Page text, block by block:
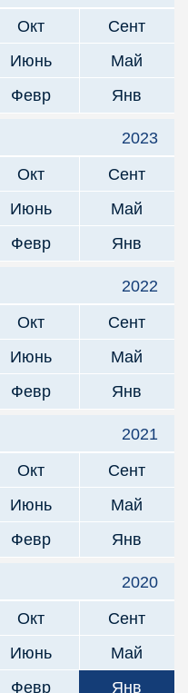
Окт
Сент
Июнь
Май
Февр Янв
2023
Окт
Сент
Июнь
Май
Февр Янв
2022
Окт
Сент
Июнь
Май
Февр Янв
2021
Окт
Сент
Июнь
Май
Февр Янв
2020
Окт
Сент
Июнь
Май
Февр Янв